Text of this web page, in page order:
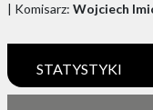
| Komisarz: Wojciech
STATYSTYKI